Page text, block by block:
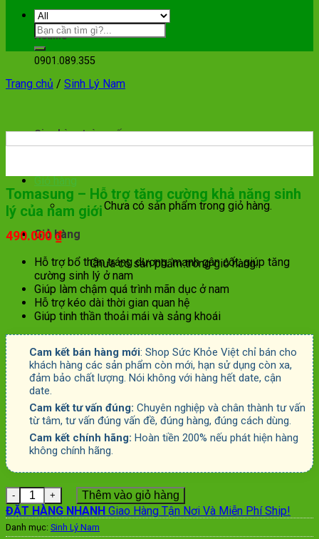
Hotline
0901.089.355
Giao hàng toàn quốc
Giỏ hàng
Chưa có sản phẩm trong giỏ hàng.
Giỏ hàng
Chưa có sản phẩm trong giỏ hàng.
Trang chủ / Sinh Lý Nam
Tomasung – Hỗ trợ tăng cường khả năng sinh
lý của nam giới
490.000₫
Hỗ trợ bổ thận tráng dương, mạnh gân cốt, giúp tăng
cường sinh lý ở nam
Giúp làm chậm quá trình mãn dục ở nam
Hỗ trợ kéo dài thời gian quan hệ
Giúp tinh thần thoải mái và sảng khoái
Cam kết bán hàng mới: Shop Sức Khỏe Việt chỉ bán cho
khách hàng các sản phẩm còn mới, hạn sử dụng còn xa,
đảm bảo chất lượng. Nói không với hàng hết date, cận
date.
Cam kết tư vấn đúng: Chuyên nghiệp và chân thành tư vấn
từ tâm, tư vấn đúng vấn đề, đúng hàng, đúng cách dùng.
Cam kết chính hãng: Hoàn tiền 200% nếu phát hiện hàng
không chính hãng.
Số lượng Thêm vào giỏ hàng
ĐẶT HÀNG NHANH Giao Hàng Tận Nơi Và Miễn Phí Ship!
Danh mục: Sinh Lý Nam